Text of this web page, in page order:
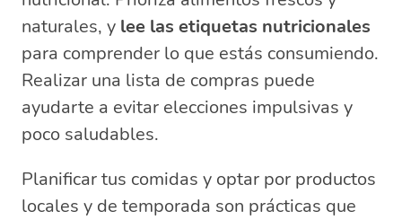
naturales, y lee las etiquetas nutricionales
para comprender lo que estás consumiendo.
Realizar una lista de compras puede
ayudarte a evitar elecciones impulsivas y
poco saludables.
Planificar tus comidas y optar por productos
locales y de temporada son prácticas que